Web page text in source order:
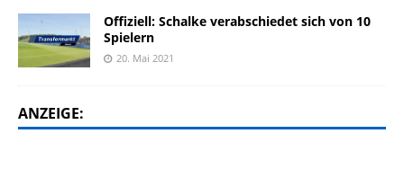
Offiziell: Schalke verabschiedet sich von 10
Spielern
20. Mai 2021
ANZEIGE: